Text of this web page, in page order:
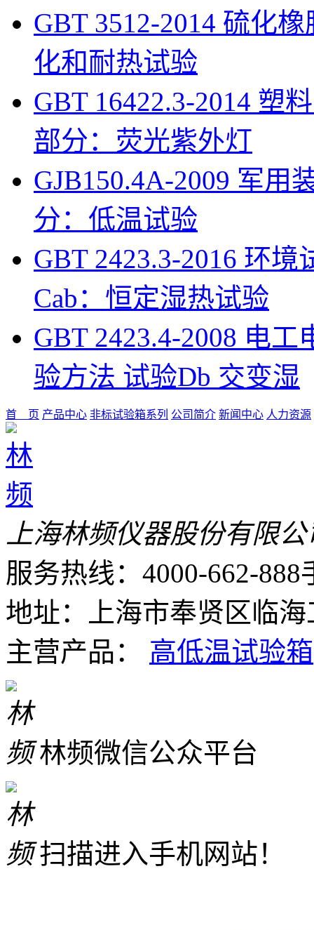
GBT 3512-2014 硫化
化和耐热试验
GBT 16422.3-2014 塑
部分：荧光紫外灯
GJB150.4A-2009 军用
分：低温试验
GBT 2423.3-2016 环
Cab：恒定湿热试验
GBT 2423.4-2008 电
验方法 试验Db 交变湿
首 页 产品中心 非标试验箱系列 公司简介 新闻中心 人力资源
上海林频仪器股份有限公
服务热线：4000-662-888
地址：上海市奉贤区临
主营产品： 高低温试验箱
林频微信公众平台
扫描进入手机网站！